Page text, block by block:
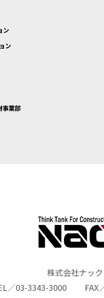
ン
ン
事業部
株式会社ナック
／03-3343-3000
FAX